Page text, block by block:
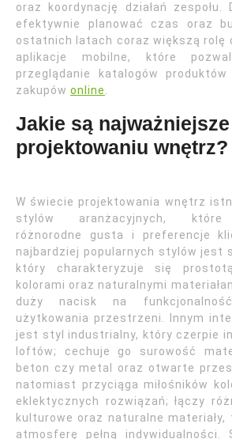
oraz koordynację działań zespołu.
efektywnie planować czas oraz
ostatnich latach coraz większą rolę
aplikacje mobilne, które
przeglądanie katalogów
zakupów online
Jakie są
projektowaniu wnętrz?
W świecie projektowania wnętrz
stylów aranżacyjnych, które
różnorodne gusta i preferencje
najbardziej popularnych stylów jest
który charakteryzuje się
kolorami oraz naturalnymi
duży nacisk na
użytkowania przestrzeni. Innym
jest styl industrialny, który czerpie
loftów; cechuje go surowość
beton czy metal oraz otwarte
natomiast przyciąga miłośników
eklektycznych rozwiązań; łączy
kulturowe oraz naturalne
atmosferę pełną